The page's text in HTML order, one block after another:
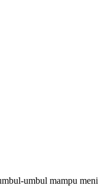
umbul mampu